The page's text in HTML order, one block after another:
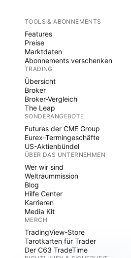
TOOLS & ABONNEMENTS
Features
Preise
Marktdaten
Abonnements verschenken
TRADING
Übersicht
Broker
Broker-Vergleich
The Leap
SONDERANGEBOTE
Futures der CME Group
Eurex-Termingeschäfte
US-Aktienbündel
ÜBER DAS UNTERNEHMEN
Wer wir sind
Weltraummission
Blog
Hilfe Center
Karrieren
Media Kit
MERCH
TradingView-Store
Tarotkarten für Trader
Der C63 TradeTime